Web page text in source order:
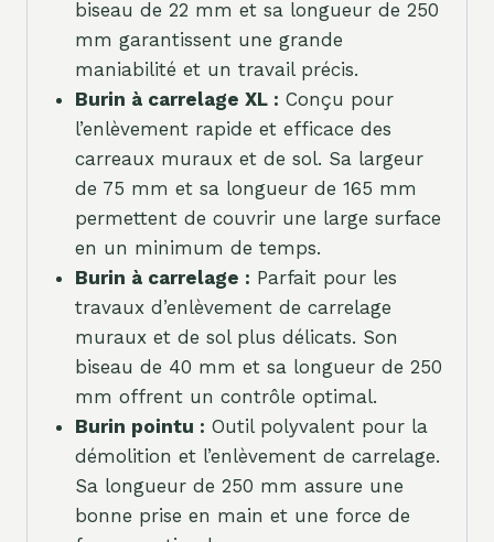
biseau de 22 mm et sa longueur de 250
mm garantissent une grande
maniabilité et un travail précis.
Burin à carrelage XL : Conçu pour
l’enlèvement rapide et efficace des
carreaux muraux et de sol. Sa largeur
de 75 mm et sa longueur de 165 mm
permettent de couvrir une large surface
en un minimum de temps.
Burin à carrelage : Parfait pour les
travaux d’enlèvement de carrelage
muraux et de sol plus délicats. Son
biseau de 40 mm et sa longueur de 250
mm offrent un contrôle optimal.
Burin pointu : Outil polyvalent pour la
démolition et l’enlèvement de carrelage.
Sa longueur de 250 mm assure une
bonne prise en main et une force de